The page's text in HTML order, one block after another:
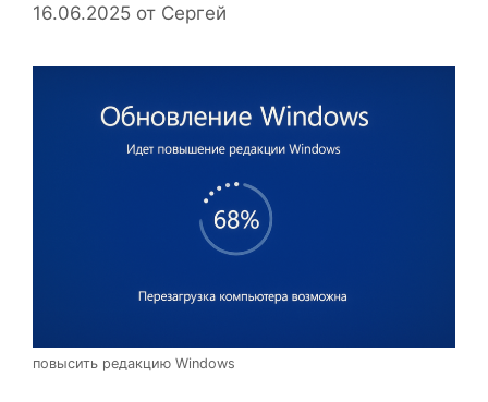
16.06.2025 от Сергей
повысить редакцию Windows